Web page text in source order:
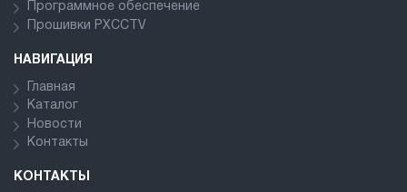
Программное обеспечение
Прошивки PXCCTV
НАВИГАЦИЯ
Главная
Каталог
Новости
Контакты
КОНТАКТЫ